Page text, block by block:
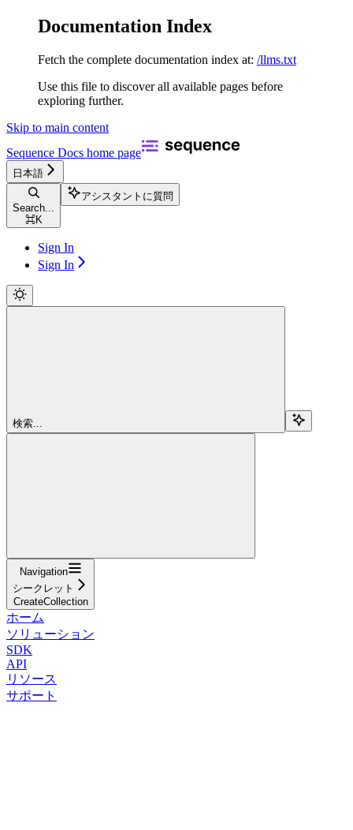
Documentation Index
Fetch the complete documentation index at: /llms.txt
Use this file to discover all available pages before
exploring further.
Skip to main content
Sequence Docs home page
日本語
Search...
⌘K
アシスタントに質問
Sign In
Sign In
検索...
Navigation
シークレット
CreateCollection
ホーム
ソリューション
SDK
API
リソース
サポート